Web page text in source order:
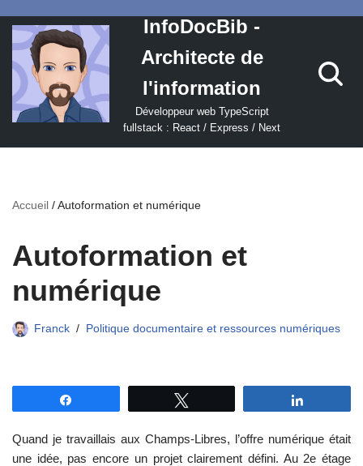
Aller
au
contenu
InfoDocBib -
Architecte de
l'information
Développeur web TypeScript
fullstack : React / Express / Next
Accueil /Autoformation et numérique
Autoformation et
numérique
Franck Politique documentaire et ressources numériques
Quand je travaillais aux Champs-Libres, l’offre numérique était
une idée, pas encore un projet clairement défini. Au 2e étage